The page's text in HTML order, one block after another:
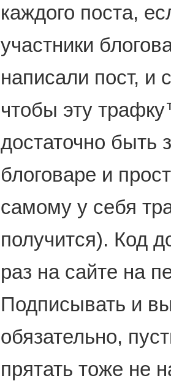
каждого поста,
участники
написали пост, и
чтобы эту
достаточно быть
блоговаре и
самому у себя
получится). Код
раз на сайте на
Подписывать и
обязательно,
прятать тоже не